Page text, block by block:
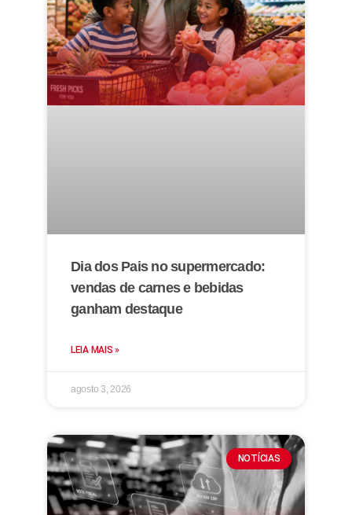
Dia dos Pais no supermercado:
vendas de carnes e bebidas
ganham destaque
LEIA MAIS »
agosto 3, 2026
NOTÍCIAS